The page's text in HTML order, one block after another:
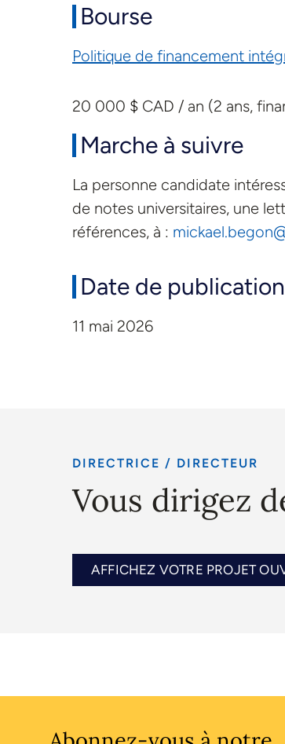
Bourse
Politique de financement
20 000 $ CAD / an (2 ans,
Marche à suivre
La personne candidate
de notes universitaires, une
références, à :
Date de publication
11 mai 2026
DIRECTRICE / DIRECTEUR
Vous dirigez
AFFICHEZ VOTRE PROJET